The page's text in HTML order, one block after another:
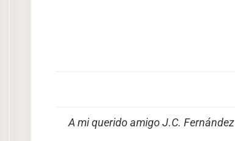
A mi querido amigo J.C. Fernández